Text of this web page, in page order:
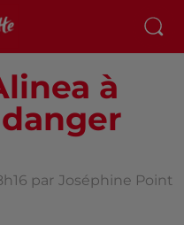
à
par Joséphine Point